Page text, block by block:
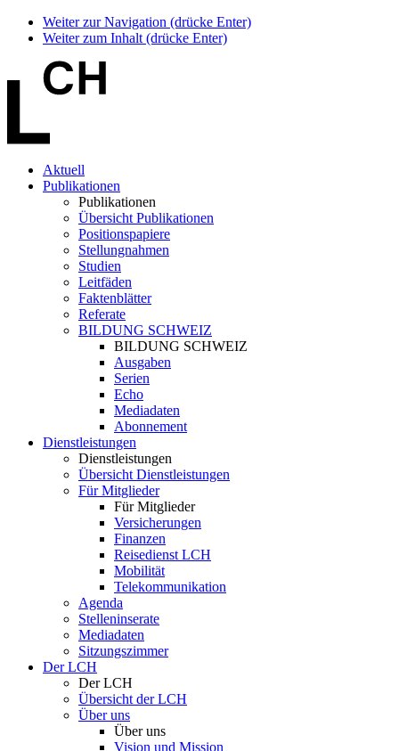
Weiter zur Navigation (drücke Enter)
Weiter zum Inhalt (drücke Enter)
Aktuell
Publikationen
Publikationen
Übersicht Publikationen
Positionspapiere
Stellungnahmen
Studien
Leitfäden
Faktenblätter
Referate
BILDUNG SCHWEIZ
BILDUNG SCHWEIZ
Ausgaben
Serien
Echo
Mediadaten
Abonnement
Dienstleistungen
Dienstleistungen
Übersicht Dienstleistungen
Für Mitglieder
Für Mitglieder
Versicherungen
Finanzen
Reisedienst LCH
Mobilität
Telekommunikation
Agenda
Stelleninserate
Mediadaten
Sitzungszimmer
Der LCH
Der LCH
Übersicht der LCH
Über uns
Über uns
Vision und Mission